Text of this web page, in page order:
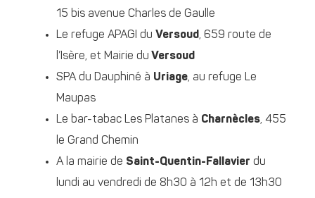
15 bis avenue Charles de Gaulle
Le refuge APAGI du Versoud, 659 route de
l’Isère, et Mairie du Versoud
SPA du Dauphiné à Uriage, au refuge Le
Maupas
Le bar-tabac Les Platanes à Charnècles, 455
le Grand Chemin
A la mairie de Saint-Quentin-Fallavier du
lundi au vendredi de 8h30 à 12h et de 13h30